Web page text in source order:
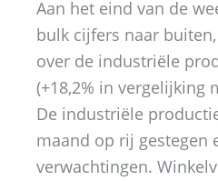
Aan het eind van de
bulk cijfers naar
over de industriële
(+18,2% in vergelijking
De industriële
maand op rij gestegen
verwachtingen.